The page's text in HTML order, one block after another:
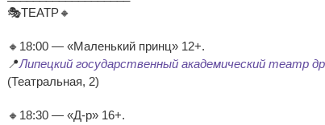
🎭ТЕАТР🔸
🔸18:00 — «Маленький принц» 12+.
📍Липецкий государственный академический театр
(Театральная, 2)
🔸18:30 — «Д-р» 16+.